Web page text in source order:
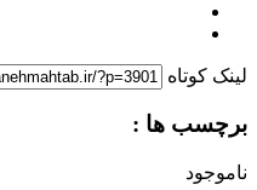
لینک کوتاه
برچسب ها :
ناموجود